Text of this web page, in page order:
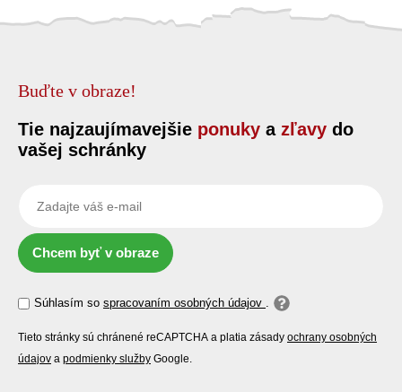
Buďte v obraze!
Tie najzaujímavejšie ponuky a zľavy do
vašej schránky
Chcem byť v obraze
Súhlasím so spracovaním osobných údajov .
Tieto stránky sú chránené reCAPTCHA a platia zásady ochrany osobných
údajov a podmienky služby Google.